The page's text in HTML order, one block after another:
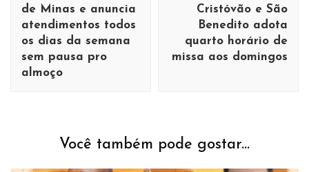
de Minas e anuncia
atendimentos todos
os dias da semana
sem pausa pro
almoço
Cristóvão e São
Benedito adota
quarto horário de
missa aos domingos
Você também pode gostar...